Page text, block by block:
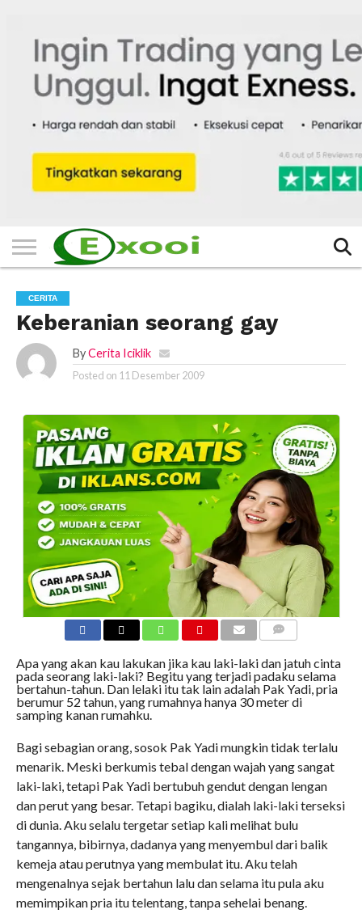
HOME
FILTER
BERITA
BIODATA
CERITA
CERPEN
EKSKLUSIF
FOTO
VIDEO
MORE
CERITA
Keberanian seorang gay
By Cerita Iciklik
Posted on 11 Desember 2009
Apa yang akan kau lakukan jika kau laki-laki dan jatuh cinta
pada seorang laki-laki? Begitu yang terjadi padaku selama
bertahun-tahun. Dan lelaki itu tak lain adalah Pak Yadi, pria
berumur 52 tahun, yang rumahnya hanya 30 meter di
samping kanan rumahku.
Bagi sebagian orang, sosok Pak Yadi mungkin tidak terlalu
menarik. Meski berkumis tebal dengan wajah yang sangat
laki-laki, tetapi Pak Yadi bertubuh gendut dengan lengan
dan perut yang besar. Tetapi bagiku, dialah laki-laki terseksi
di dunia. Aku selalu tergetar setiap kali melihat bulu
tangannya, bibirnya, dadanya yang menyembul dari balik
kemeja atau perutnya yang membulat itu. Aku telah
mengenalnya sejak bertahun lalu dan selama itu pula aku
memimpikan pria itu telentang, tanpa sehelai benang.